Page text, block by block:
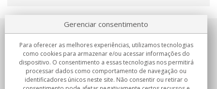
Sobre nosotros
Compromissos
Compras
Gerenciar consentimento
Para oferecer as melhores experiências, utilizamos tecnologias
como cookies para armazenar e/ou acessar informações do
dispositivo. O consentimento a essas tecnologias nos permitirá
processar dados como comportamento de navegação ou
identificadores únicos neste site. Não consentir ou retirar o